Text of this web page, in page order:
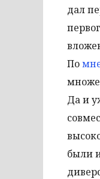
дал
По
Да и
были